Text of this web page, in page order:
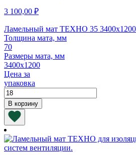
3 100,00 ₽
Ламельный мат ТЕХНО 35
Толщина мата, мм
70
Размеры мата, мм
3400х1200
Цена за
упаковка
Количество
товара
Ламельный
мат
ТЕХНО
35
3400х1200х70
В корзину